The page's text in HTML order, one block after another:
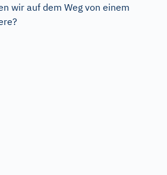
wir auf dem Weg von einem